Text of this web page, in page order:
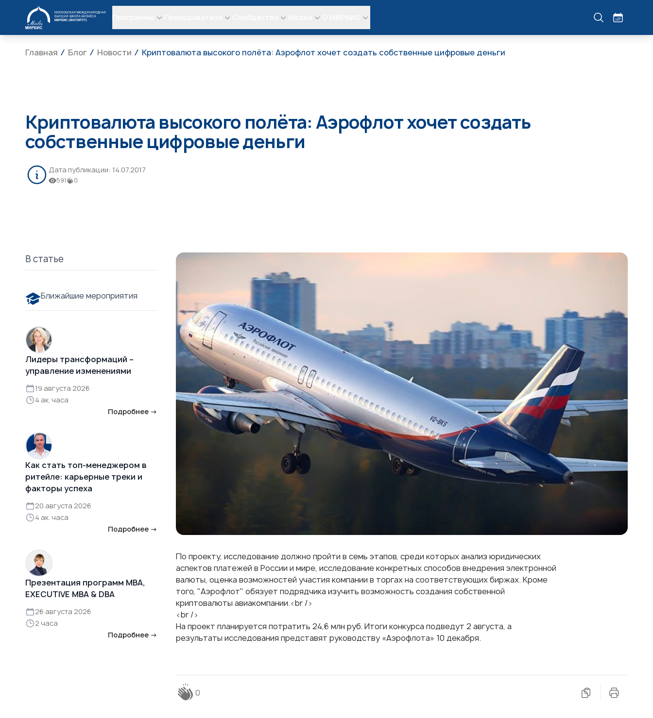
МИРБИС
Главная Блог Новости Криптовалюта высокого полёта: Аэрофлот хочет создать собственные цифровые деньги
Криптовалюта высокого полёта: Аэрофлот хочет создать
собственные цифровые деньги
Дата публикации: 14.07.2017
591 0
В статье
По проекту, исследование должно пройти в семь этапов, среди которых анализ юридических
аспектов платежей в России и мире, исследование конкретных способов внедрения электронной
валюты, оценка возможностей участия компании в торгах на соответствующих биржах. Кроме
того, "Аэрофлот" обязует подрядчика изучить возможность создания собственной
криптовалюты авиакомпании.<br />
<br />
На проект планируется потратить 24,6 млн руб. Итоги конкурса подведут 2 августа, а
результаты исследования представят руководству «Аэрофлота» 10 декабря.
Ближайшие мероприятия
Лидеры трансформаций –
управление изменениями
19 августа 2026
4 ак. часа
Подробнее →
Как стать топ-менеджером в
ритейле: карьерные треки и
факторы успеха
20 августа 2026
4 ак. часа
Подробнее →
Презентация программ MBA,
EXECUTIVE MBA & DBA
26 августа 2026
2 часа
Подробнее →
0